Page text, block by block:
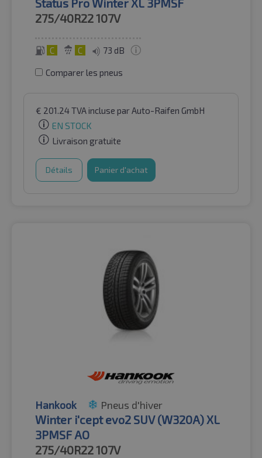
Status Pro Winter XL 3PMSF
275/40R22107V
C C 73 dB
Comparer les pneus
€ 201.24TVA incluse par Auto-Raifen GmbH
EN STOCK
Livraison gratuite
Détails Panier d'achat
Hankook Pneus d'hiver
Winter i'cept evo2 SUV (W320A) XL
3PMSF AO
275/40R22107V